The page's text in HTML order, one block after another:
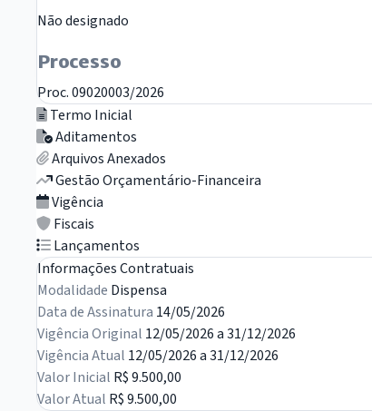
Não designado
Processo
Proc. 09020003/2026
Termo Inicial
Aditamentos
Arquivos Anexados
Gestão Orçamentário-Financeira
Vigência
Fiscais
Lançamentos
Informações Contratuais
Modalidade Dispensa
Data de Assinatura 14/05/2026
Vigência Original 12/05/2026 a 31/12/2026
Vigência Atual 12/05/2026 a 31/12/2026
Valor Inicial R$ 9.500,00
Valor Atual R$ 9.500,00